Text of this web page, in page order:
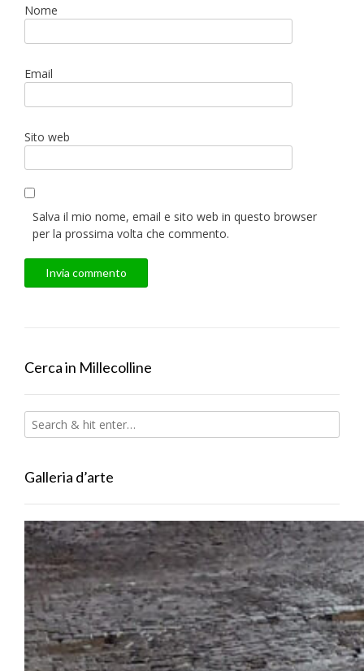
Nome
Email
Sito web
Salva il mio nome, email e sito web in questo browser
per la prossima volta che commento.
Cerca in Millecolline
Galleria d’arte